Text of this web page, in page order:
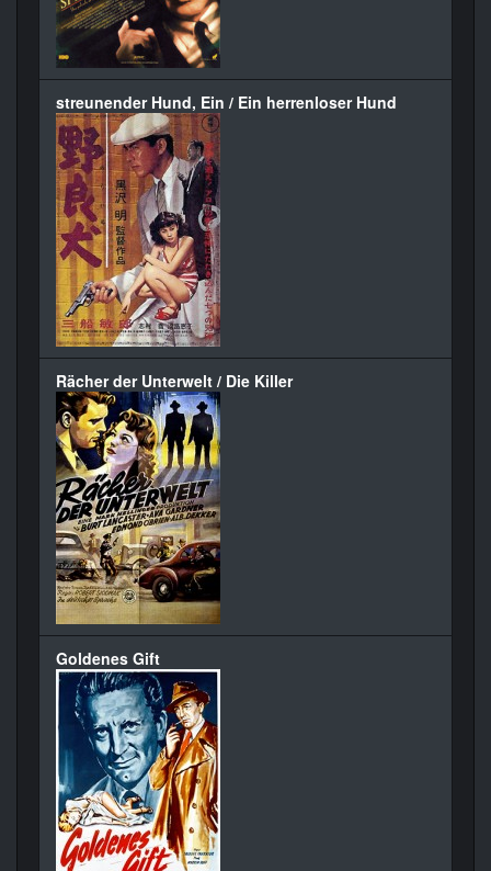
streunender Hund, Ein / Ein herrenloser Hund
Rächer der Unterwelt / Die Killer
Goldenes Gift